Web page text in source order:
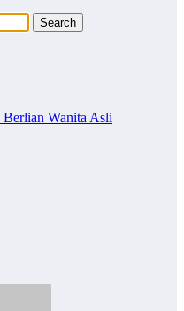
Wanita Asli